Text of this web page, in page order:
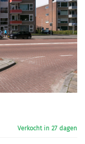
Verkocht in 27 dagen